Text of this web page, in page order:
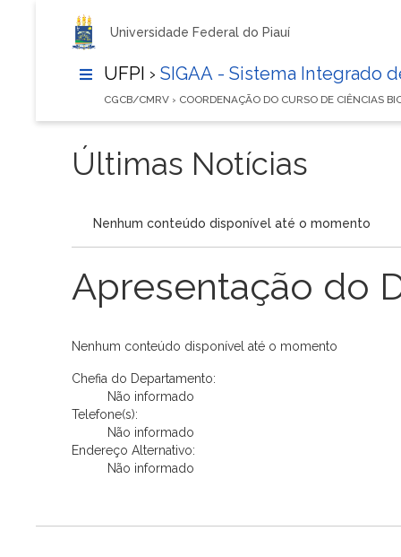
Universidade Federal do Piauí
UFPI › SIGAA - Sistema Integrado
CGCB/CMRV › COORDENAÇÃO DO CURSO DE CIÊNCIAS
Últimas Notícias
Nenhum conteúdo disponível até o momento
Apresentação do
Nenhum conteúdo disponível até o momento
Chefia do Departamento:
Não informado
Telefone(s):
Não informado
Endereço Alternativo:
Não informado